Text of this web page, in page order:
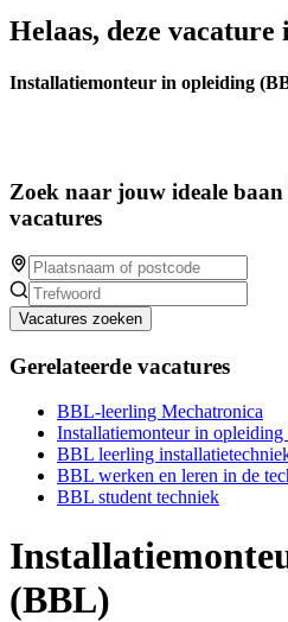
Helaas, deze vacature
Installatiemonteur in opleiding
Zoek naar jouw ideale
vacatures
Vacatures zoeken
Gerelateerde vacatures
BBL-leerling Mechatronica
Installatiemonteur in
BBL leerling
BBL werken en leren in de
BBL student techniek
(BBL)